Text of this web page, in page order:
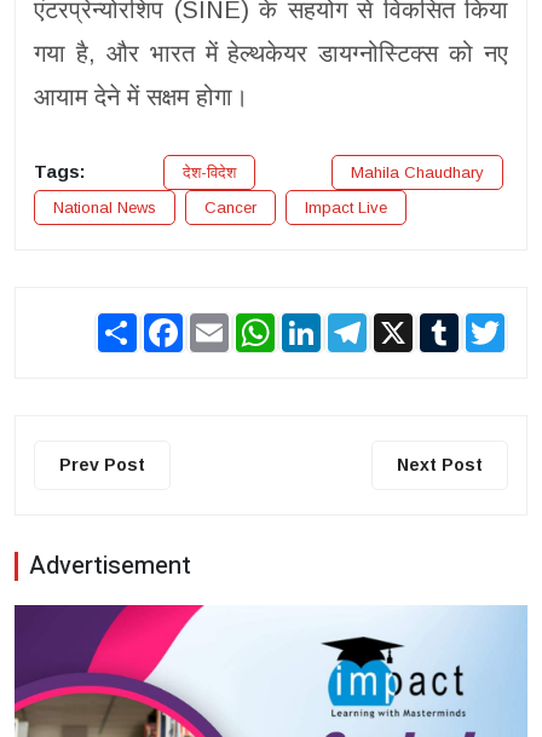
एंटरप्रेन्योरशिप (SINE) के सहयोग से विकसित किया
गया है, और भारत में हेल्थकेयर डायग्नोस्टिक्स को नए
आयाम देने में सक्षम होगा।
Tags: देश-विदेश
Mahila Chaudhary
National News
Cancer Impact Live
Share Facebook
Email WhatsAppLinkedInTelegram
X Tumblr
Prev Post Next Post
Advertisement